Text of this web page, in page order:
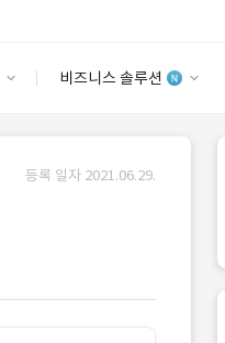
비즈니스 솔루션
안심 코드 케어
등록 일자 2021.06.29.